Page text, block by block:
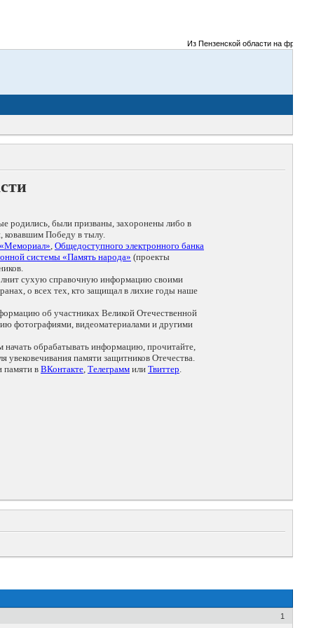
Из Пензенской области на фронты
родились, были призваны, захоронены либо в
ковавшим Победу в тылу.
, Общедоступного электронного банка
системы «Память народа» (проекты
сухую справочную информацию своими
о всех тех, кто защищал в лихие годы наше
об участниках Великой Отечественной
фотографиями, видеоматериалами и другими
начать обрабатывать информацию, прочитайте,
памяти защитников Отечества.
памяти в ВКонтакте, Телеграмм или Твиттер.
1